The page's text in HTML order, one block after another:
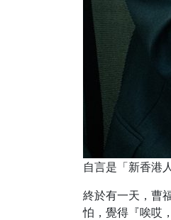
自言是「新香港
終於有一天，曹
怕，覺得『唉哎